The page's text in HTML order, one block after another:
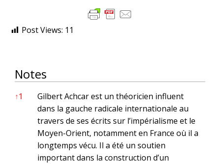
Post Views: 11
Notes
Notes
↑1
Gilbert Achcar est un théoricien influent
dans la gauche radicale internationale au
travers de ses écrits sur l’impérialisme et le
Moyen-Orient, notamment en France où il a
longtemps vécu. Il a été un soutien
important dans la construction d’un